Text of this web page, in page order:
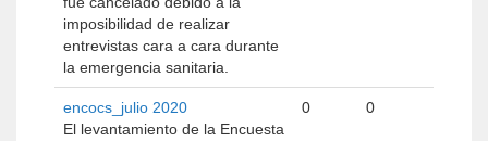
imposibilidad de realizar
entrevistas cara a cara durante
la emergencia sanitaria.
encocs_julio 2020
El levantamiento de la Encuesta
0 0